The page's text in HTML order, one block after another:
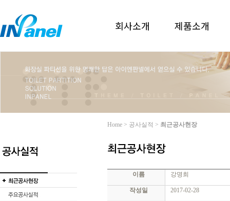
회사소개 제품소개
Home > 공사실적 > 최근공사현장
이름 강명희
작성일 2017-02-28